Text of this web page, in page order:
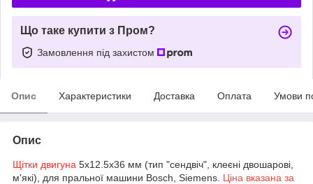
Що таке купити з Пром?
Замовлення під захистом
Опис Характеристики Доставка Оплата Умови
Опис
Щітки двигуна 5x12.5x36 мм (тип "сендвіч", клеєні двошарові,
м'які), для пральної машини Bosch, Siemens. Ціна вказана за